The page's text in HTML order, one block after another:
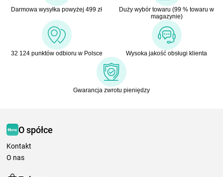
Darmowa wysyłka powyżej 499 zł
Duży wybór towaru (99 % towaru w
magazynie)
32 124 punktów odbioru w Polsce Wysoka jakość obsługi klienta
Gwarancja zwrotu pieniędzy
O spółce
Kontakt
O nas